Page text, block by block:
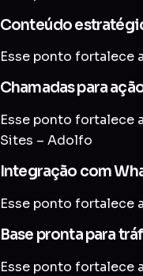
Conteúdo
Esse ponto fortalece
Chamadas para
Esse ponto fortalece
Sites – Adolfo
Integração com
Esse ponto fortalece
Base pronta para
Esse ponto fortalece